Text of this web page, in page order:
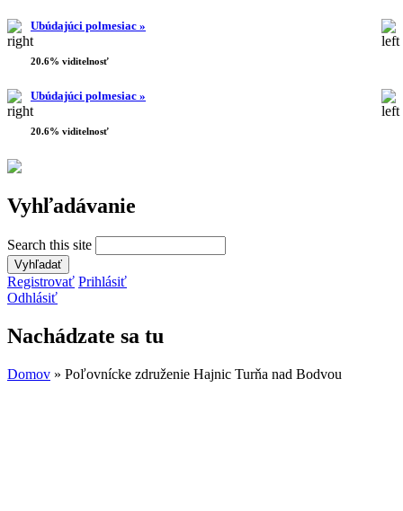
Ubúdajúci polmesiac »
20.6% viditelnosť
Ubúdajúci polmesiac »
20.6% viditelnosť
Vyhľadávanie
Search this site
Registrovať Prihlásiť
Odhlásiť
Nachádzate sa tu
Domov » Poľovnícke združenie Hajnic Turňa nad Bodvou